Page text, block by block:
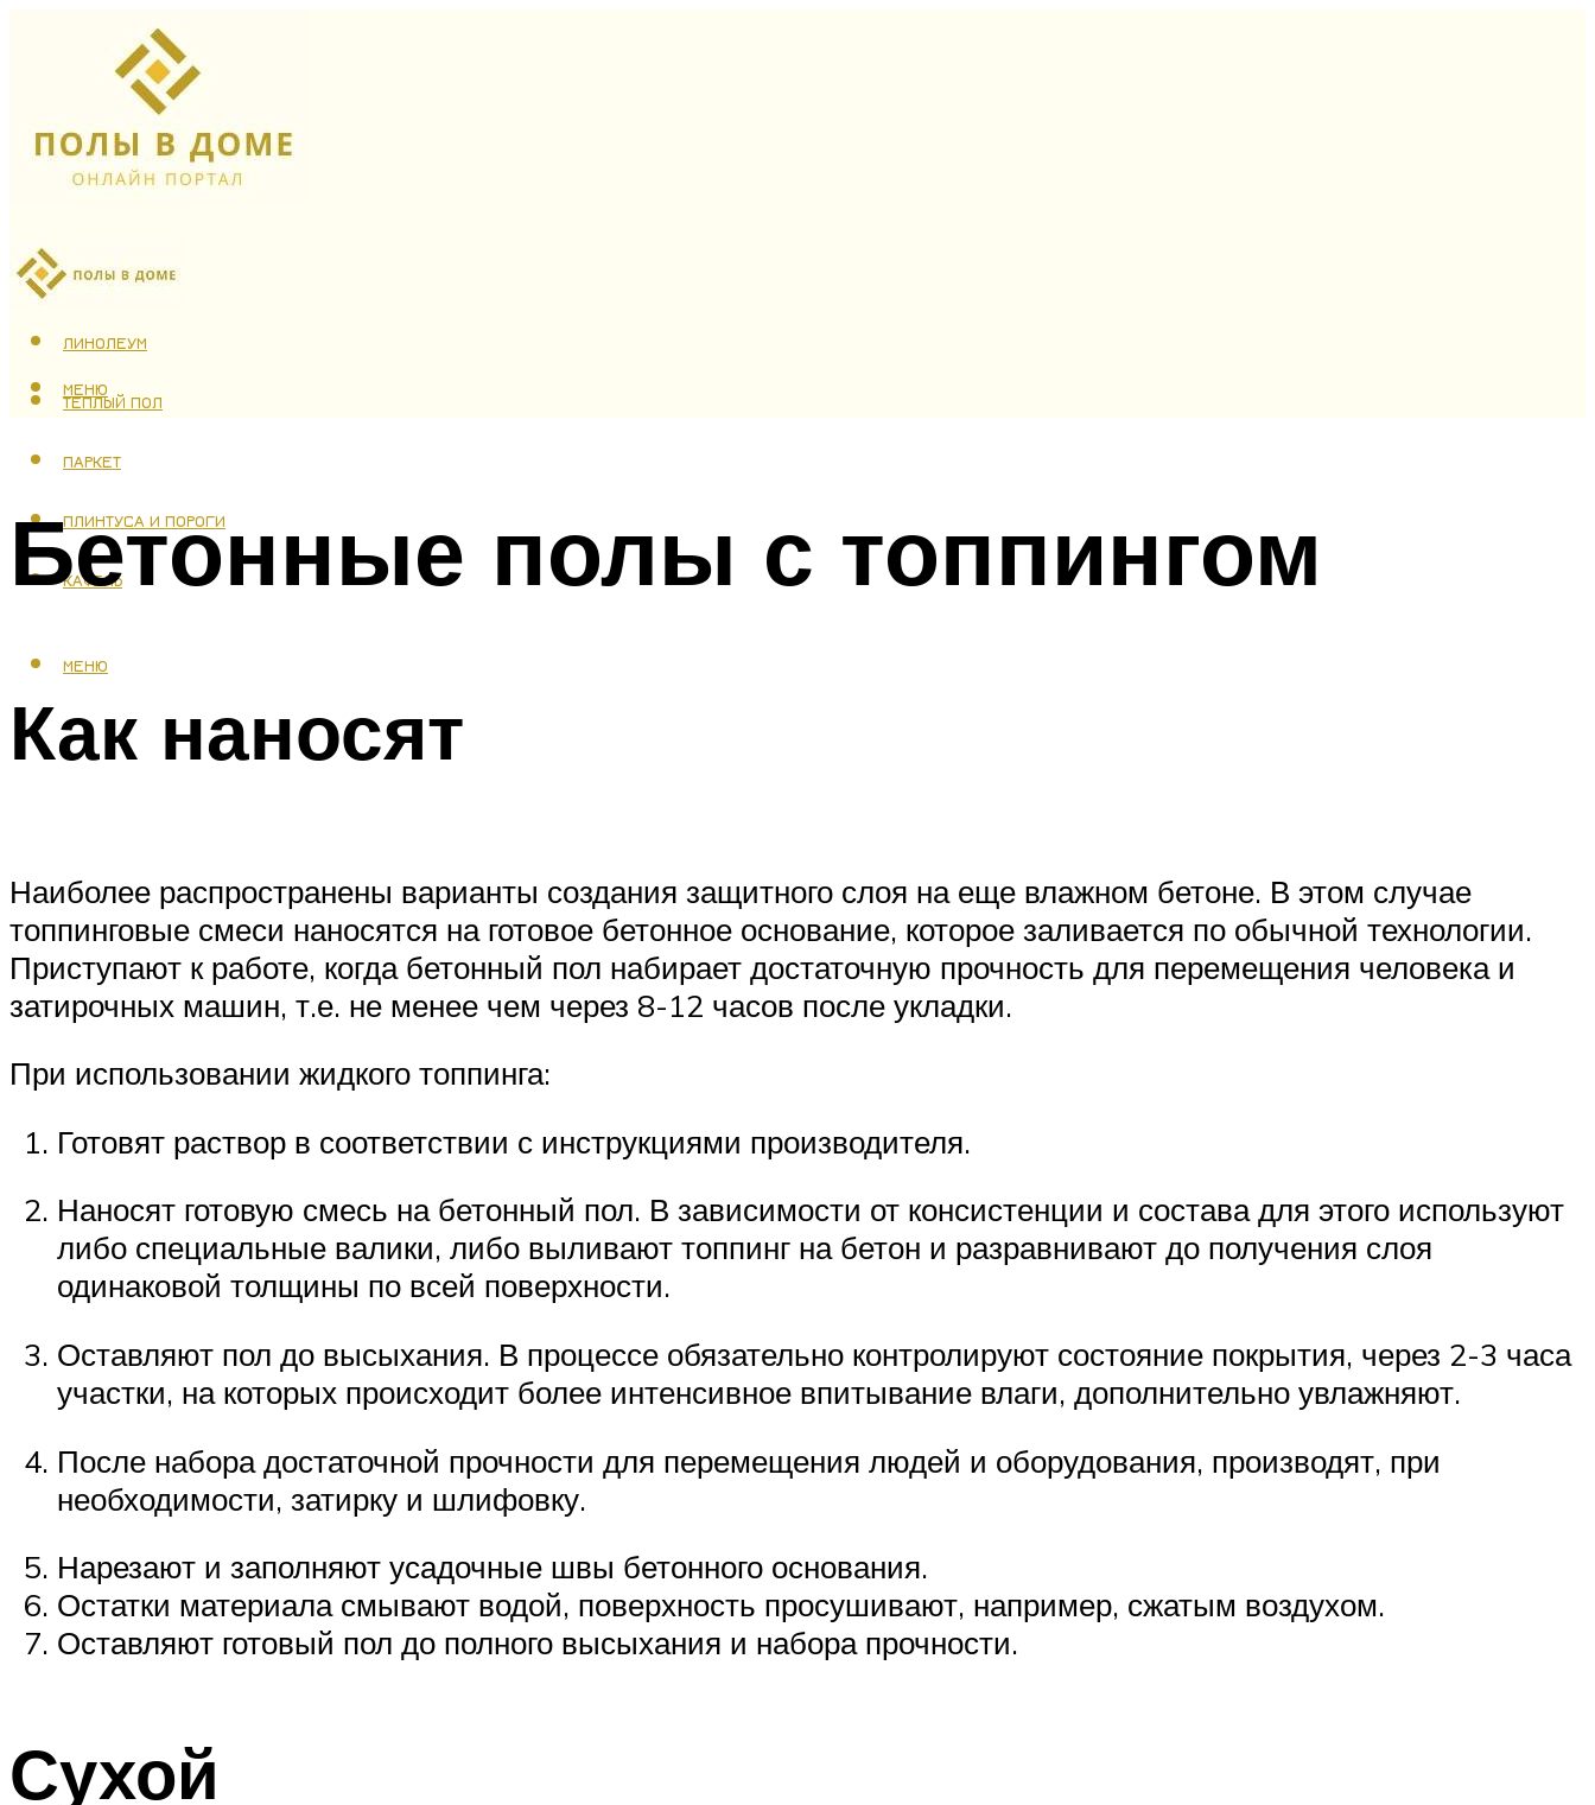
ЛАМИНАТ
ЛИНОЛЕУМ
ТЕПЛЫЙ ПОЛ
ПАРКЕТ
ПЛИНТУСА И ПОРОГИ
КАФЕЛЬ
МЕНЮ
МЕНЮ
Бетонные полы с топпингом
Как наносят
Наиболее распространены варианты создания защитного слоя на еще влажном бетоне. В этом случае
топпинговые смеси наносятся на готовое бетонное основание, которое заливается по обычной технологии.
Приступают к работе, когда бетонный пол набирает достаточную прочность для перемещения человека и
затирочных машин, т.е. не менее чем через 8-12 часов после укладки.
При использовании жидкого топпинга:
Готовят раствор в соответствии с инструкциями производителя.
Наносят готовую смесь на бетонный пол. В зависимости от консистенции и состава для этого используют
либо специальные валики, либо выливают топпинг на бетон и разравнивают до получения слоя
одинаковой толщины по всей поверхности.
Оставляют пол до высыхания. В процессе обязательно контролируют состояние покрытия, через 2-3 часа
участки, на которых происходит более интенсивное впитывание влаги, дополнительно увлажняют.
После набора достаточной прочности для перемещения людей и оборудования, производят, при
необходимости, затирку и шлифовку.
Нарезают и заполняют усадочные швы бетонного основания.
Остатки материала смывают водой, поверхность просушивают, например, сжатым воздухом.
Оставляют готовый пол до полного высыхания и набора прочности.
Сухой